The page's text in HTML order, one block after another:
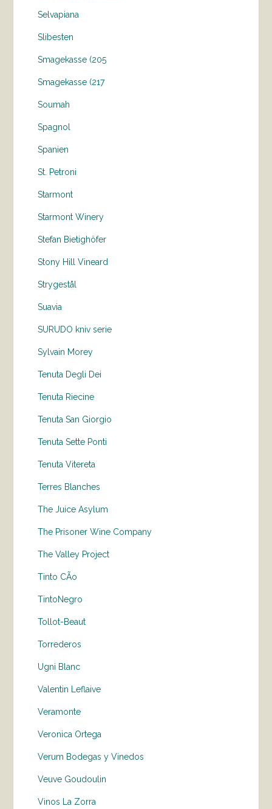
Selvapiana
Slibesten
Smagekasse (205
Smagekasse (217
Soumah
Spagnol
Spanien
St. Petroni
Starmont
Starmont Winery
Stefan Bietighöfer
Stony Hill Vineard
Strygestål
Suavia
SURUDO kniv serie
Sylvain Morey
Tenuta Degli Dei
Tenuta Riecine
Tenuta San Giorgio
Tenuta Sette Ponti
Tenuta Vitereta
Terres Blanches
The Juice Asylum
The Prisoner Wine Company
The Valley Project
Tinto CÃo
TintoNegro
Tollot-Beaut
Torrederos
Ugni Blanc
Valentin Leflaive
Veramonte
Veronica Ortega
Verum Bodegas y Vinedos
Veuve Goudoulin
Vinos La Zorra